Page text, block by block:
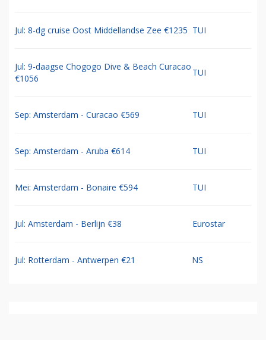
Jul: 8-dg cruise Oost Middellandse Zee €1235 TUI
Jul: 9-daagse Chogogo Dive & Beach Curacao
€1056
TUI
Sep: Amsterdam - Curacao €569 TUI
Sep: Amsterdam - Aruba €614 TUI
Mei: Amsterdam - Bonaire €594 TUI
Jul: Amsterdam - Berlijn €38 Eurostar
Jul: Rotterdam - Antwerpen €21 NS